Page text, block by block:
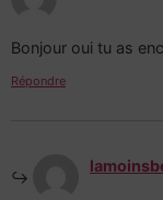
Bonjour oui tu as
Répondre